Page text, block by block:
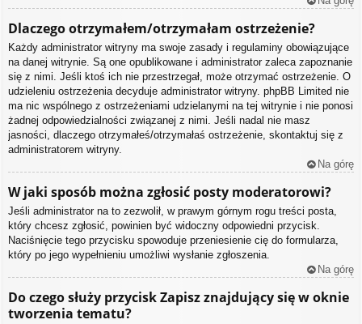
Dlaczego otrzymałem/otrzymałam ostrzeżenie?
Każdy administrator witryny ma swoje zasady i regulaminy obowiązujące
na danej witrynie. Są one opublikowane i administrator zaleca zapoznanie
się z nimi. Jeśli ktoś ich nie przestrzegał, może otrzymać ostrzeżenie. O
udzieleniu ostrzeżenia decyduje administrator witryny. phpBB Limited nie
ma nic wspólnego z ostrzeżeniami udzielanymi na tej witrynie i nie ponosi
żadnej odpowiedzialności związanej z nimi. Jeśli nadal nie masz
jasności, dlaczego otrzymałeś/otrzymałaś ostrzeżenie, skontaktuj się z
administratorem witryny.
Na górę
W jaki sposób można zgłosić posty moderatorowi?
Jeśli administrator na to zezwolił, w prawym górnym rogu treści posta,
który chcesz zgłosić, powinien być widoczny odpowiedni przycisk.
Naciśnięcie tego przycisku spowoduje przeniesienie cię do formularza,
który po jego wypełnieniu umożliwi wysłanie zgłoszenia.
Na górę
Do czego służy przyciskZapiszznajdujący się w oknie
tworzenia tematu?